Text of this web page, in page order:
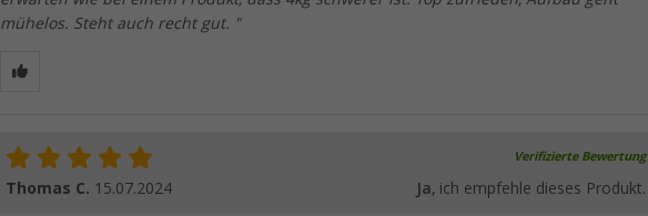
mühelos. Steht auch recht gut. "
Verifizierte Bewertung
Thomas C. 15.07.2024 Ja, ich empfehle dieses Produkt.